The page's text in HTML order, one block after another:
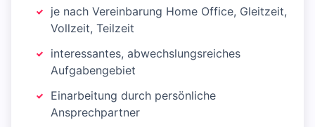
je nach Vereinbarung Home Office, Gleitzeit,
Vollzeit, Teilzeit
interessantes, abwechslungsreiches
Aufgabengebiet
Einarbeitung durch persönliche
Ansprechpartner